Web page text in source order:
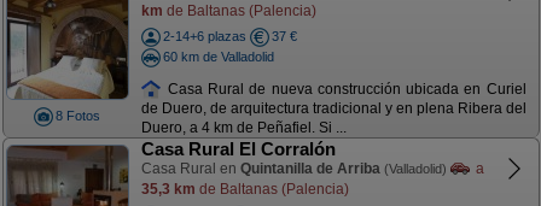
8 Fotos
km de Baltanas (Palencia)
2-14+6 plazas
37 €
60 km de Valladolid
Casa Rural de nueva construcción ubicada en Curiel
de Duero, de arquitectura tradicional y en plena Ribera del
Duero, a 4 km de Peñafiel. Si ...
Casa Rural El Corralón
Casa Rural en Quintanilla de Arriba (Valladolid)
a
35,3 km de Baltanas (Palencia)